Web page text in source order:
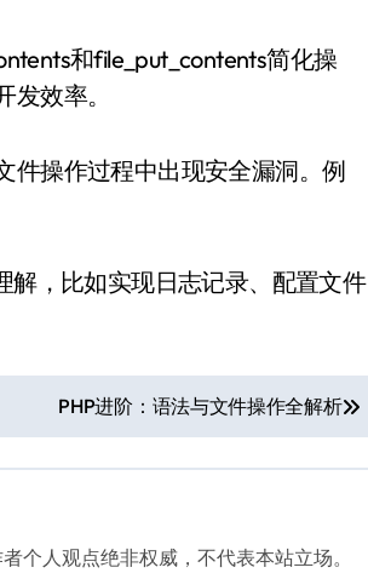
和file_put_contents简化操
效率。
件操作过程中出现安全漏洞。例
解，比如实现日志记录、配置文件
PHP进阶：语法与文件操作全解析
个人观点绝非权威，不代表本站立场。